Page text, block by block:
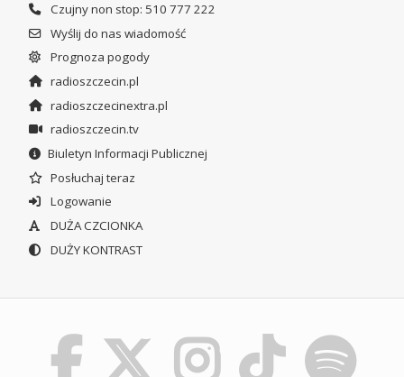
Czujny non stop: 510 777 222
Wyślij do nas wiadomość
Prognoza pogody
radioszczecin.pl
radioszczecinextra.pl
radioszczecin.tv
Biuletyn Informacji Publicznej
Posłuchaj teraz
Logowanie
DUŻA CZCIONKA
DUŻY KONTRAST